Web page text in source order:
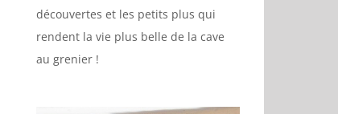
découvertes et les petits plus qui
rendent la vie plus belle de la cave
au grenier !